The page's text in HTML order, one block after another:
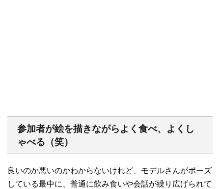
参加者が絵を描きながらよく食べ、よくし
ゃべる（笑）
良いのか悪いのかわからないけれど、モデルさんがポーズ
している最中に、普通に飲み食いや会話が繰り広げられて